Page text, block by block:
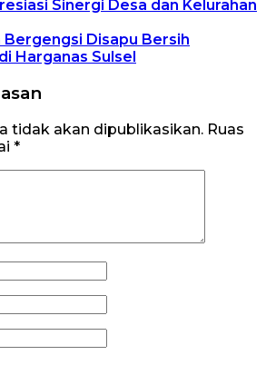
Sinergi Desa dan Kelurahan
Bergengsi Disapu Bersih
Harganas Sulsel
tidak akan dipublikasikan. Ruas
*